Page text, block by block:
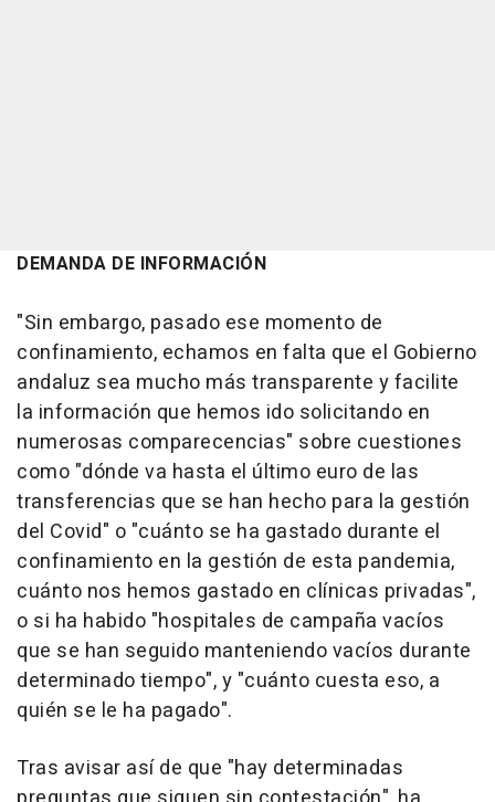
DEMANDA DE INFORMACIÓN
"Sin embargo, pasado ese momento de
confinamiento, echamos en falta que el Gobierno
andaluz sea mucho más transparente y facilite
la información que hemos ido solicitando en
numerosas comparecencias" sobre cuestiones
como "dónde va hasta el último euro de las
transferencias que se han hecho para la gestión
del Covid" o "cuánto se ha gastado durante el
confinamiento en la gestión de esta pandemia,
cuánto nos hemos gastado en clínicas privadas",
o si ha habido "hospitales de campaña vacíos
que se han seguido manteniendo vacíos durante
determinado tiempo", y "cuánto cuesta eso, a
quién se le ha pagado".
Tras avisar así de que "hay determinadas